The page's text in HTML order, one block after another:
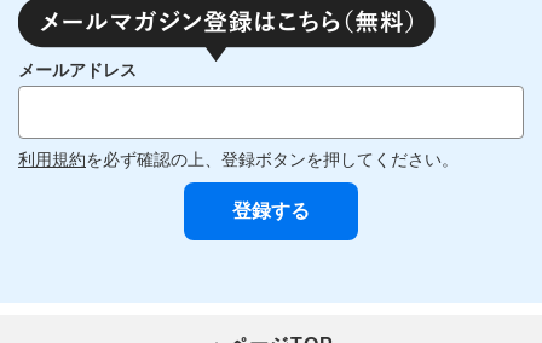
メールアドレス
利用規約を必ず確認の上、登録ボタンを押してください。